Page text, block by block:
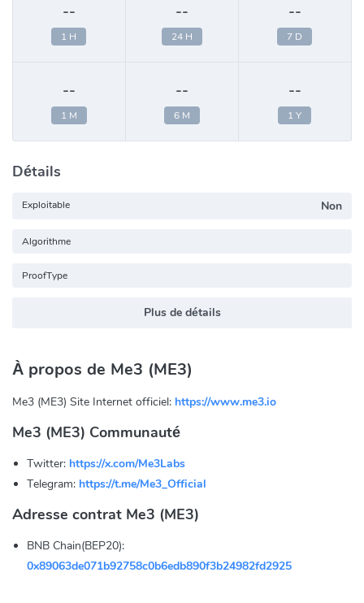
--
1 H
--
24 H
--
7 D
--
1 M
--
6 M
--
1 Y
Détails
Exploitable Non
Algorithme
ProofType
Plus de détails
À propos de Me3 (ME3)
Me3 (ME3) Site Internet officiel: https://www.me3.io
Me3 (ME3) Communauté
Twitter: https://x.com/Me3Labs
Telegram: https://t.me/Me3_Official
Adresse contrat Me3 (ME3)
BNB Chain(BEP20):
0x89063de071b92758c0b6edb890f3b24982fd2925